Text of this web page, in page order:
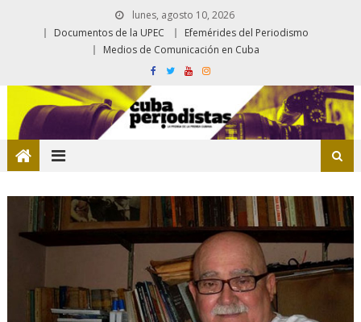
lunes, agosto 10, 2026
Documentos de la UPEC
Efemérides del Periodismo
Medios de Comunicación en Cuba